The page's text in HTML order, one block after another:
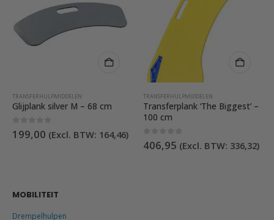
TRANSFERHULPMIDDELEN
Glijplank silver M – 68 cm
0 out of 5
199,00 (Excl. BTW: 164,46)
TRANSFERHULPMIDDELEN
Transferplank ‘The Biggest’ –
100 cm
0out of 5
406,95 (Excl. BTW: 336,32)
MOBILITEIT
Drempelhulpen